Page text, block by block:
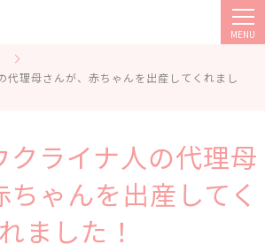
MENU
代理母さんが、赤ちゃんを出産してくれまし
クライナ人の代理母
ちゃんを出産してく
れました！